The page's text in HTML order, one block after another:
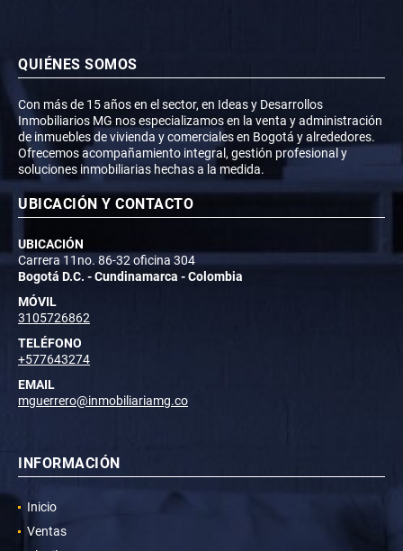
QUIÉNES SOMOS
Con más de 15 años en el sector, en Ideas y Desarrollos
Inmobiliarios MG nos especializamos en la venta y administración
de inmuebles de vivienda y comerciales en Bogotá y alrededores.
Ofrecemos acompañamiento integral, gestión profesional y
soluciones inmobiliarias hechas a la medida.
UBICACIÓN Y CONTACTO
UBICACIÓN
Carrera 11no. 86-32 oficina 304
Bogotá D.C. - Cundinamarca - Colombia
MÓVIL
3105726862
TELÉFONO
+577643274
EMAIL
mguerrero@inmobiliariamg.co
INFORMACIÓN
Inicio
Ventas